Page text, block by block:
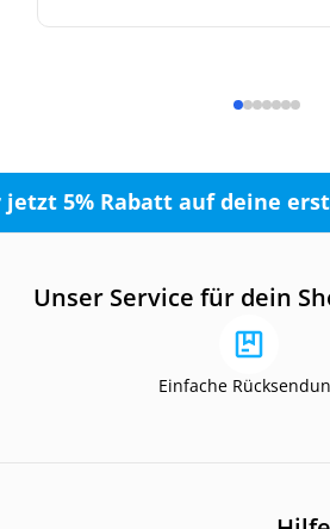
jetzt 5% Rabatt auf deine
Unser Service für dein
Einfache